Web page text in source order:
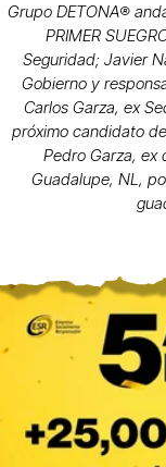
Grupo DETONA®️
PRIMER
Seguridad; Javier
Gobierno y
Carlos Garza, ex
próximo candidato
Pedro Garza,
Guadalupe, NL,